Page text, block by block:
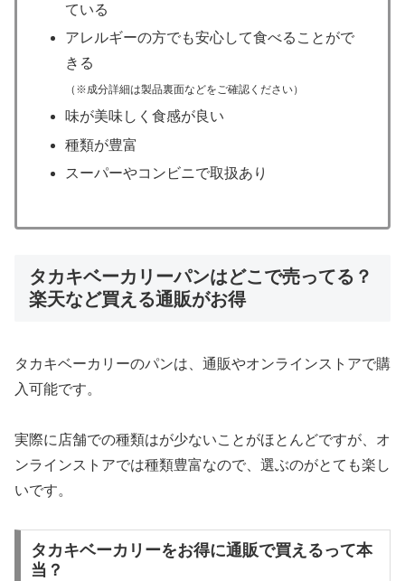
ている
アレルギーの方でも安心して食べることがで
きる
（※成分詳細は製品裏面などをご確認ください）
味が美味しく食感が良い
種類が豊富
スーパーやコンビニで取扱あり
タカキベーカリーパンはどこで売ってる？
楽天など買える通販がお得
タカキベーカリーのパンは、通販やオンラインストアで購
入可能です。
実際に店舗での種類はが少ないことがほとんどですが、オ
ンラインストアでは種類豊富なので、選ぶのがとても楽し
いです。
タカキベーカリーをお得に通販で買えるって本
当？